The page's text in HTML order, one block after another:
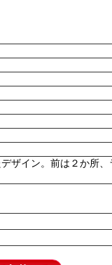
イン。前は２か所